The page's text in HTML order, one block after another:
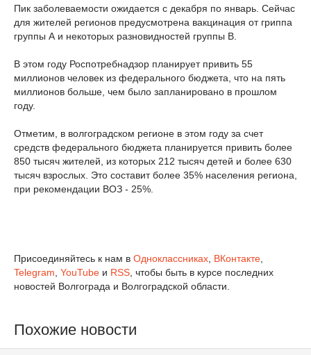
Пик заболеваемости ожидается с декабря по январь. Сейчас
для жителей регионов предусмотрена вакцинация от гриппа
группы А и некоторых разновидностей группы В.
В этом году Роспотребнадзор планирует привить 55
миллионов человек из федерального бюджета, что на пять
миллионов больше, чем было запланировано в прошлом
году.
Отметим, в волгоградском регионе в этом году за счет
средств федерального бюджета планируется привить более
850 тысяч жителей, из которых 212 тысяч детей и более 630
тысяч взрослых. Это составит более 35% населения региона,
при рекомендации ВОЗ - 25%.
Присоединяйтесь к нам в Одноклассниках ВКонтакте
Telegram YouTube и RSS , чтобы быть в курсе последних
новостей Волгограда и Волгоградской области.
Похожие новости